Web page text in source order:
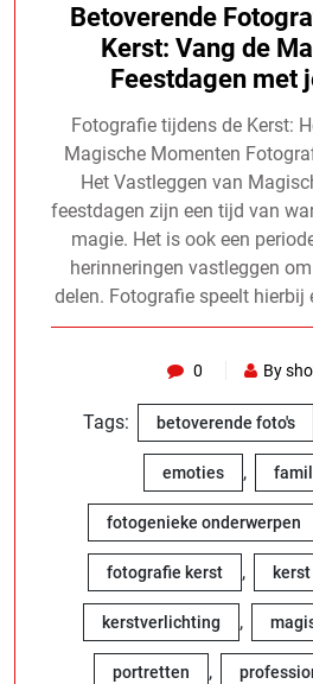
Betoverende
Kerst: Vang de
Feestdagen met
Fotografie tijdens de Kerst:
Magische Momenten
Het Vastleggen van
feestdagen zijn een tijd van
magie. Het is ook een
herinneringen vastleggen
delen. Fotografie speelt hierbij
0 By
Tags: betoverende foto's
emoties ,
fotogenieke onderwerpen
fotografie kerst , kerst
kerstverlichting ,
portretten ,